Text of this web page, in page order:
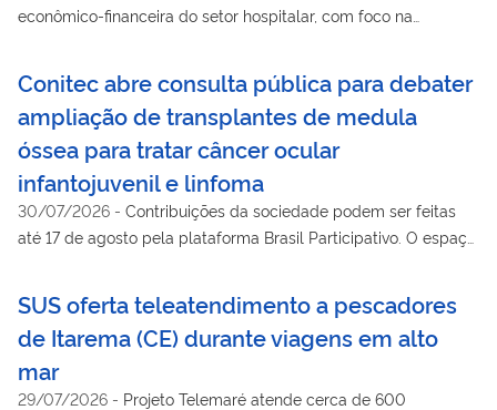
econômico-financeira do setor hospitalar, com foco na
que aderiram ao Programa Ministerial Agora Tem Especialistas
Conitec abre consulta pública para debater
ampliação de transplantes de medula
óssea para tratar câncer ocular
infantojuvenil e linfoma
30/07/2026 - Contribuições da sociedade podem ser feitas
até 17 de agosto pela plataforma Brasil Participativo. O espaço
SUS oferta teleatendimento a pescadores
de Itarema (CE) durante viagens em alto
mar
29/07/2026 - Projeto Telemaré atende cerca de 600